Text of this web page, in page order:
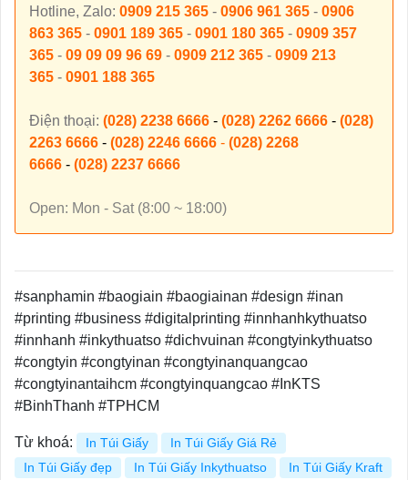
Hotline, Zalo: 0909 215 365 - 0906 961 365 - 0906
863 365 - 0901 189 365 - 0901 180 365 - 0909 357
365 - 09 09 09 96 69 - 0909 212 365 - 0909 213
365 - 0901 188 365
Điện thoại: (028) 2238 6666 - (028) 2262 6666 - (028)
2263 6666 - (028) 2246 6666 - (028) 2268
6666 - (028) 2237 6666
Open: Mon - Sat (8:00 ~ 18:00)
#sanphamin #baogiain #baogiainan #design #inan
#printing #business #digitalprinting #innhanhkythuatso
#innhanh #inkythuatso #dichvuinan #congtyinkythuatso
#congtyin #congtyinan #congtyinanquangcao
#congtyinantaihcm #congtyinquangcao #InKTS
#BinhThanh #TPHCM
Từ khoá: In Túi Giấy
In Túi Giấy Giá Rẻ
In Túi Giấy đẹp
In Túi Giấy Inkythuatso In Túi Giấy Kraft